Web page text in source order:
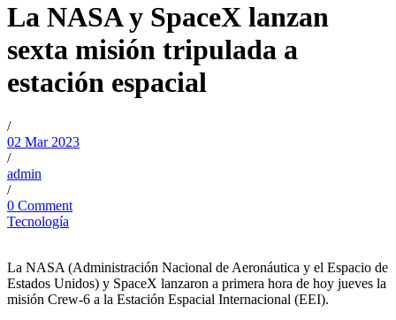
La NASA y SpaceX lanzan
sexta misión tripulada a
estación espacial
/
02 Mar 2023
/
admin
/
0 Comment
Tecnología
La NASA (Administración Nacional de Aeronáutica y el Espacio de
Estados Unidos) y SpaceX lanzaron a primera hora de hoy jueves la
misión Crew-6 a la Estación Espacial Internacional (EEI).